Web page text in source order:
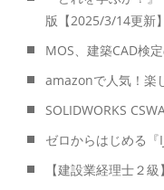
版【2025/3/14更新】
MOS、建築CAD検
amazonで人気！楽
SOLIDWORKS
ゼロからはじめる『
【建設業経理士２